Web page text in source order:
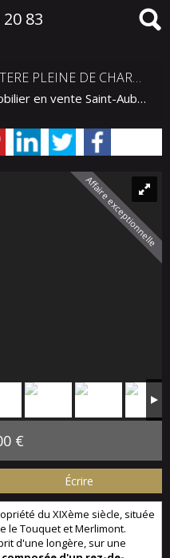
83
BELLE LONGERE DE CARACTERE PLEINE DE CHARME PROCHE TOUQUET
en vente Saint-Aubin
Affaire exceptionnelle
€
Écrire
du XIXème siècle, située
le Touquet et Merlimont.
d'une longère, sur une